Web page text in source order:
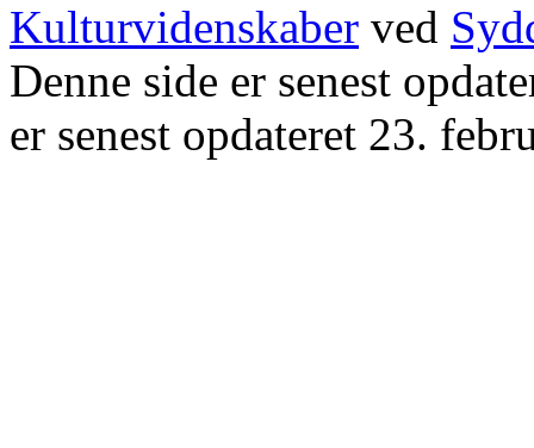
Kulturvidenskaber ved
Denne side er senest
er senest opdateret 23.